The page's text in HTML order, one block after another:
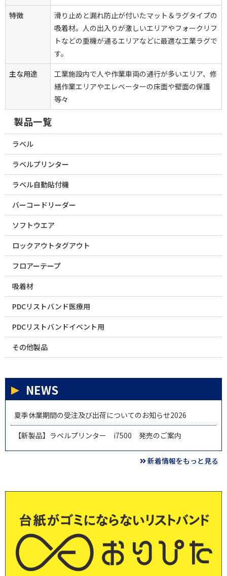
特徴
滑り止めと漏れ防止が付いたマット＆ラグタイプの
吸着材。人の出入りが激しいエリアやフォークリフ
トなどの重機が通るエリアなどに最適な工業ラグで
す。
主な用途
工業施設内で人や作業車両の通行が多いエリア、修
繕作業エリアやエレベーターの床面や壁面の保護
等々
製品一覧
ラベル
ラベルプリンター
ラベル自動貼付機
バーコードリーダー
ソフトウエア
ロックアウトタグアウト
フロアーテープ
吸着材
PDCリストバンド医療用
PDCリストバンドイベント用
その他製品
NEWS
夏季休業期間の受注及び出荷についてのお知らせ2026
【新製品】ラベルプリンター i7500 発売のご案内
新着情報をもっと見る